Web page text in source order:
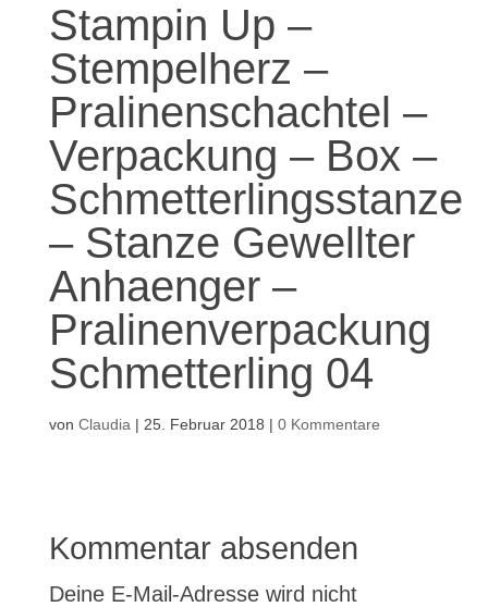
Stampin Up –
Stempelherz –
Pralinenschachtel –
Verpackung – Box –
Schmetterlingsstanze
– Stanze Gewellter
Anhaenger –
Pralinenverpackung
Schmetterling 04
von Claudia | 25. Februar 2018 | 0 Kommentare
Kommentar absenden
Deine E-Mail-Adresse wird nicht